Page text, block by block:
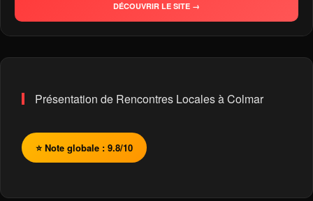
DÉCOUVRIR LE SITE →
Présentation de Rencontres Locales à Colmar
⭐ Note globale : 9.8/10